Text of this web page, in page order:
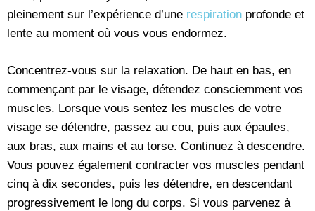
pleinement sur l’expérience d’une respiration profonde et
lente au moment où vous vous endormez.
Concentrez-vous sur la relaxation. De haut en bas, en
commençant par le visage, détendez consciemment vos
muscles. Lorsque vous sentez les muscles de votre
visage se détendre, passez au cou, puis aux épaules,
aux bras, aux mains et au torse. Continuez à descendre.
Vous pouvez également contracter vos muscles pendant
cinq à dix secondes, puis les détendre, en descendant
progressivement le long du corps. Si vous parvenez à